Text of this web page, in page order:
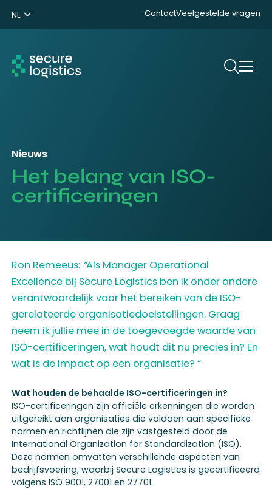
NL
ENG
DE
ContactVeelgestelde vragen
Nieuws
Het belang van ISO-
certificeringen
Ron Remeeus: “Als Manager Operational
Excellence bij Secure Logistics ben ik onder andere
verantwoordelijk voor het bereiken van de ISO-
gerelateerde organisatiedoelstellingen. Graag
neem ik jullie mee in de toegevoegde waarde van
ISO-certificeringen, wat houdt dit nu precies in? En
wat is de impact op een organisatie? “
Wat houden de behaalde ISO-certificeringen in?
ISO-certificeringen zijn officiële erkenningen die worden
uitgereikt aan organisaties die voldoen aan specifieke
normen en richtlijnen die zijn vastgesteld door de
International Organization for Standardization (ISO).
Deze normen omvatten verschillende aspecten van
bedrijfsvoering, waarbij Secure Logistics is gecertificeerd
volgens ISO 9001, 27001 en 27701.